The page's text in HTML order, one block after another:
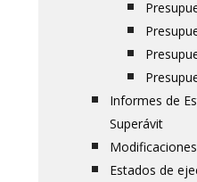
Informes de
Superávit
Estados de